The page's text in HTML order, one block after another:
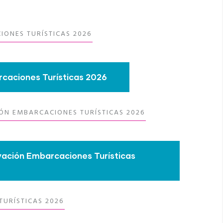
TURÍSTICAS 2026
Turísticas 2026
EMBARCACIONES TURÍSTICAS 2026
Embarcaciones Turísticas
2026